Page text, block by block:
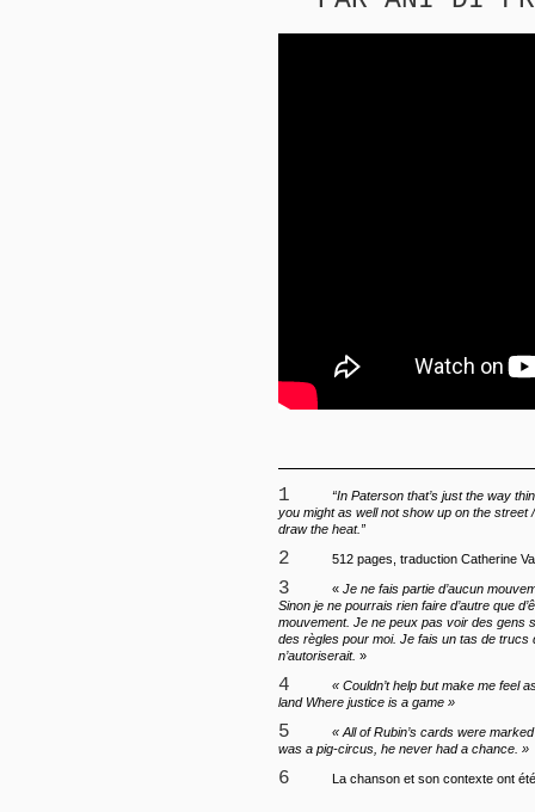
1
“In Paterson that’s just the way
you might as well not show up on the street
draw the heat.”
2 512 pages, traduction Catherine
3 « Je ne fais partie d’aucun
Sinon je ne pourrais rien faire d’autre que
mouvement. Je ne peux pas voir des gens
des règles pour moi. Je fais un tas de trucs
n’autoriserait. »
4
« Couldn’t help but make me feel
land Where justice is a game »
5
« All of Rubin’s cards were
was a pig-circus, he never had a chance. »
6 La chanson et son contexte ont